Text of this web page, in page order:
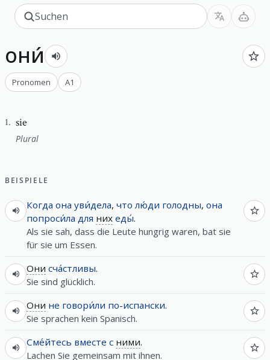
они́
Pronomen A1
1. sie
Plural
BEISPIELE
Когда она уви́дела, что лю́ди голодны, она
попроси́ла для них еды́.
Als sie sah, dass die Leute hungrig waren, bat sie
für sie um Essen.
Они сча́стливы.
Sie sind glücklich.
Они не говори́ли по-испански.
Sie sprachen kein Spanisch.
Сме́йтесь вместе с ними.
Lachen Sie gemeinsam mit ihnen.